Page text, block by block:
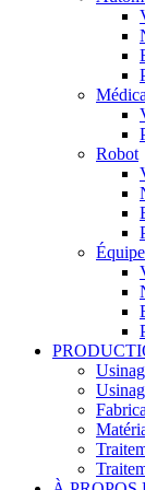
Robot